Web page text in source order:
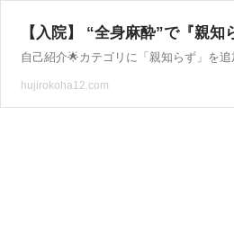
【入院】 “全身麻酔”で『親
hujirokoha12.com